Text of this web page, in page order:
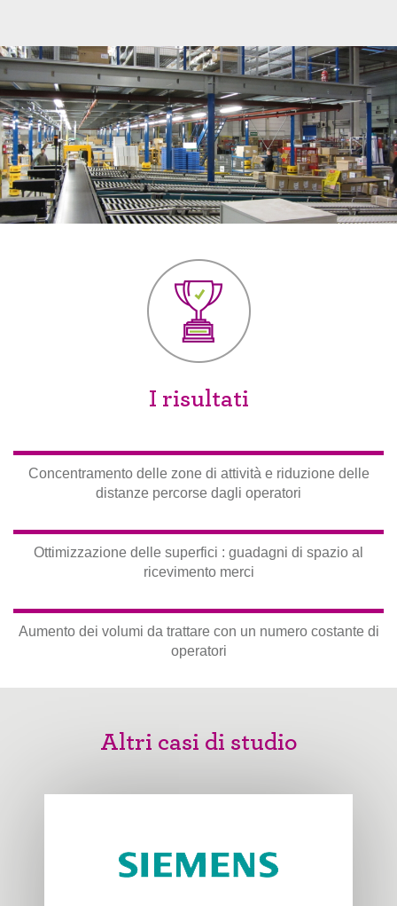
I risultati
Concentramento delle zone di attività e riduzione delle
distanze percorse dagli operatori
Ottimizzazione delle superfici : guadagni di spazio al
ricevimento merci
Aumento dei volumi da trattare con un numero costante di
operatori
Altri casi di studio